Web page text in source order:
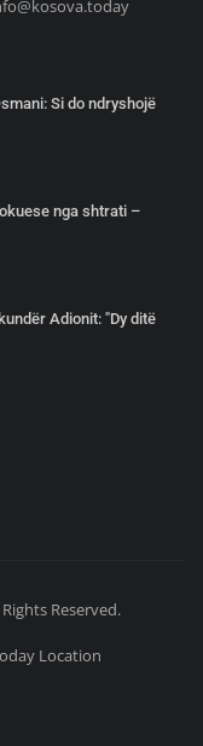
Si do ndryshojë
nga shtrati –
Adionit: "Dy ditë
Reserved.
Location